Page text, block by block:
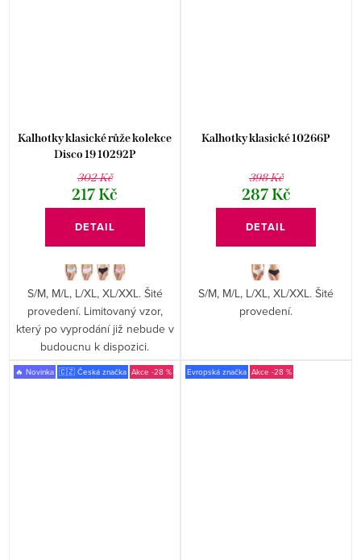
Kalhotky klasické růže kolekce
Disco 19 10292P
302 Kč
217 Kč
DETAIL
S/M, M/L, L/XL, XL/XXL. Šité
provedení. Limitovaný vzor,
který po vyprodání již nebude v
budoucnu k dispozici.
Kalhotky klasické 10266P
398 Kč
287 Kč
DETAIL
S/M, M/L, L/XL, XL/XXL. Šité
provedení.
🔥 Novinka 🇨🇿 Česká značka -28 % Evropská značka -28 %